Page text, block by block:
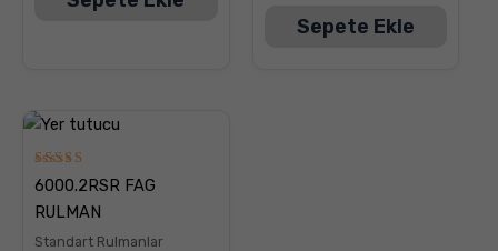
Sepete Ekle
5
üzerinden
5.00
oy aldı
6000.2RSR FAG
RULMAN
Standart Rulmanlar